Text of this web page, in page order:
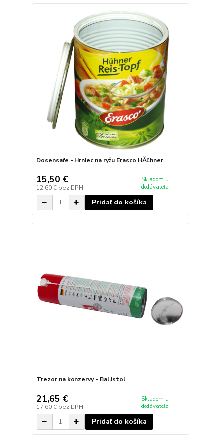
Dosensafe - Hrniec na ryžu Erasco HĂĽhner
15,50 €
12,60 € bez DPH
Skladom u
dodávateľa
Pridať do košíka
Trezor na konzervy - Ballistol
21,65 €
17,60 € bez DPH
Skladom u
dodávateľa
Pridať do košíka